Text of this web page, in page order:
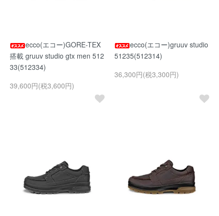
ecco(エコー)GORE-TEX
搭載 gruuv studio gtx men 512
33(512334)
39,600円(税3,600円)
ecco(エコー)gruuv studio
51235(512314)
36,300円(税3,300円)